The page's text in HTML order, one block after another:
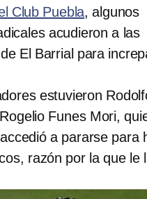
Club Puebla, algunos
acudieron a las
El Barrial para
estuvieron
Funes Mori,
a pararse para
razón por la que le